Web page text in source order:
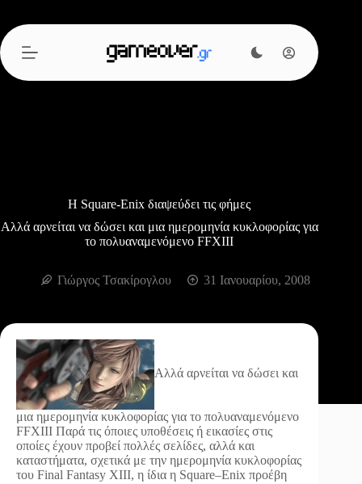
περιεχόμενο
Η Square-Enix διαψεύδει τις φήμες
Αλλά αρνείται να δώσει και μια ημερομηνία κυκλοφορίας για
το πολυαναμενόμενο FFXIII
Γιώργος Τσακίρογλου 31 Ιανουαρίου, 2008
Αλλά αρνείται να δώσει και
μια ημερομηνία κυκλοφορίας για το πολυαναμενόμενο
FFXIII Παρά τις όποιες υποθέσεις ή εικασίες στις
οποίες έχουν προβεί πολλές σελίδες, αλλά και
καταστήματα, σχετικά με την ημερομηνία κυκλοφορίας
του Final Fantasy XIII, η ίδια η Square–Enix προέβη